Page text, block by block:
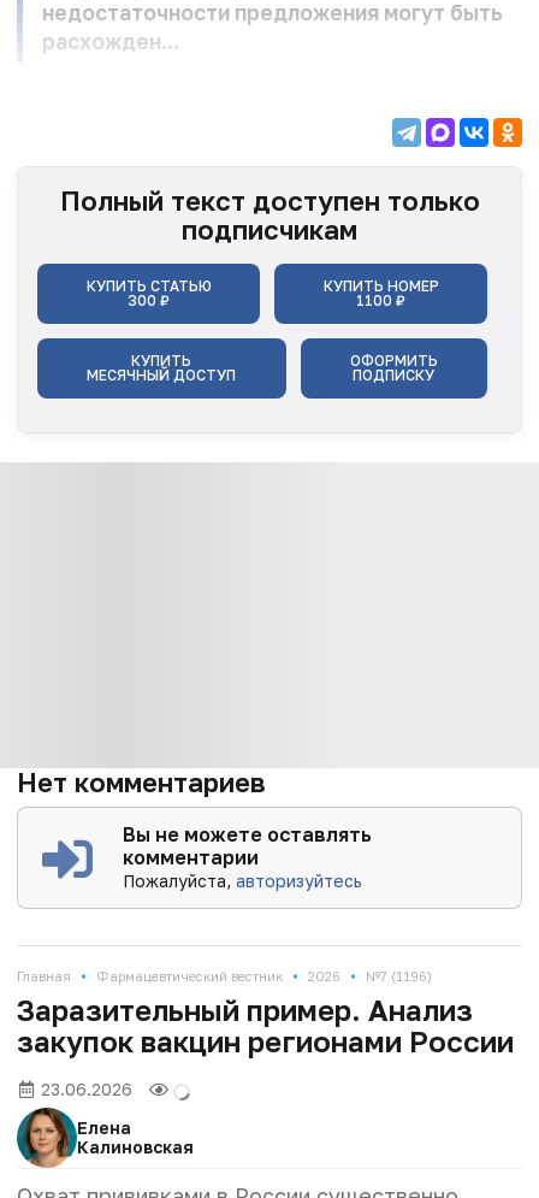
недостаточности предложения могут быть
расхожден...
Полный текст доступен только
подписчикам
КУПИТЬ СТАТЬЮ
300 ₽
КУПИТЬ НОМЕР
1100 ₽
КУПИТЬ
МЕСЯЧНЫЙ ДОСТУП
ОФОРМИТЬ
ПОДПИСКУ
Нет комментариев
Вы не можете оставлять
комментарии
Пожалуйста,авторизуйтесь
Главная • Фармацевтический вестник • 2026 • №7 (1196)
Заразительный пример. Анализ
закупок вакцин регионами России
23.06.2026
Елена
Калиновская